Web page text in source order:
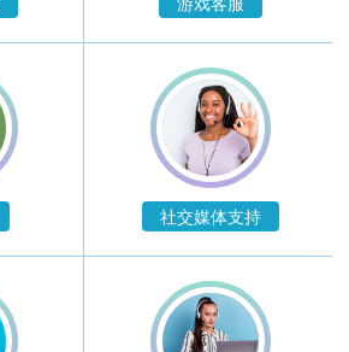
社交媒体支持